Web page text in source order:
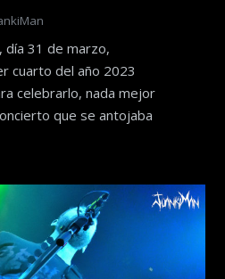
día 31 de marzo,
cuarto del año 2023
celebrarlo, nada mejor
que se antojaba